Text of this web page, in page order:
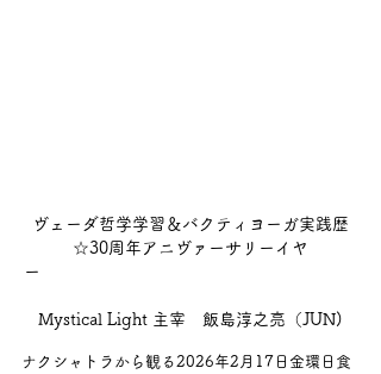
ヴェーダ哲学学習＆バクティヨーガ実践歴
☆30周年アニヴァーサリーイヤ
ー
Mystical Light 主宰　飯島淳之亮（JUN)
ナクシャトラから観る2026年2月17日金環日食